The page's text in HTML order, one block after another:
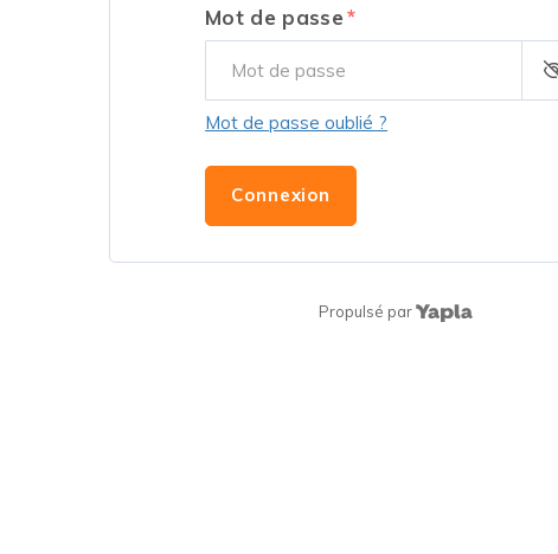
Mot de passe
Mot de passe oublié ?
Connexion
Propulsé par